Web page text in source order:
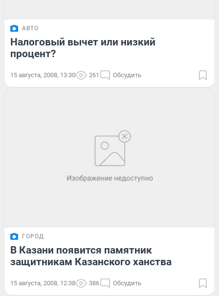
АВТО
Налоговый вычет или низкий
процент?
15 августа, 2008, 13:30 261 Обсудить
ГОРОД
В Казани появится памятник
защитникам Казанского ханства
15 августа, 2008, 12:38 386 Обсудить